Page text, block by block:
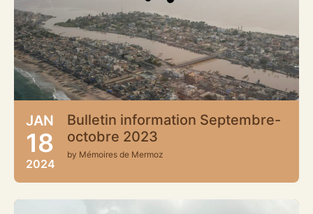
JAN
18
2024
Bulletin information Septembre-
octobre 2023
by Mémoires de Mermoz